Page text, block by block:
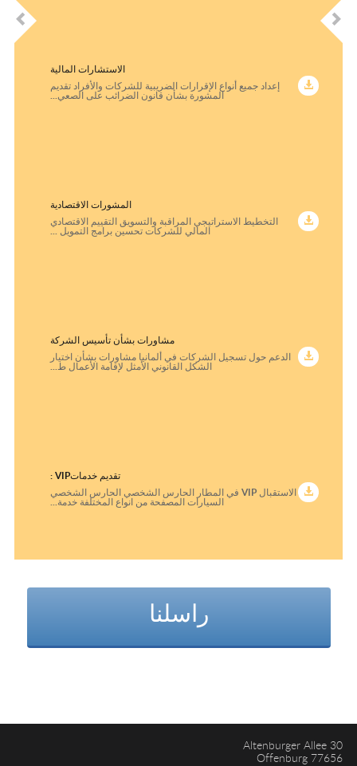
الاستشارات المالية
إعداد جميع أنواع الإقرارات الضريبية للشركات والأفراد تقديم
المشورة بشأن قانون الضرائب على الصعي...
المشورات الاقتصادية
التخطيط الاستراتيجي المراقبة والتسويق التقييم الاقتصادي
المالي للشركات تحسين برامج التمويل ...
مشاورات بشأن تأسيس الشركة
الدعم حول تسجيل الشركات في ألمانيا مشاورات بشأن اختيار
الشكل القانوني الأمثل لإقامة الأعمال ط...
تقديم خدماتVIP :
الاستقبال VIP في المطار الحارس الشخصي الحارس الشخصي
السيارات المصفحة من انواع المختلفة خدمة...
راسلنا
Altenburger Allee 30
77656 Offenburg